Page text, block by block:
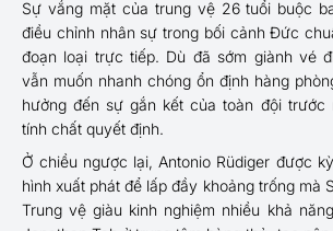
Sự vắng mặt của trung vệ 26 tuổi buộc
điều chỉnh nhân sự trong bối cảnh Đức
đoạn loại trực tiếp. Dù đã sớm giành vé
vẫn muốn nhanh chóng ổn định hàng
hưởng đến sự gắn kết của toàn đội trước
tính chất quyết định.
Ở chiều ngược lại, Antonio Rüdiger được
hình xuất phát để lấp đầy khoảng trống mà
Trung vệ giàu kinh nghiệm nhiều khả